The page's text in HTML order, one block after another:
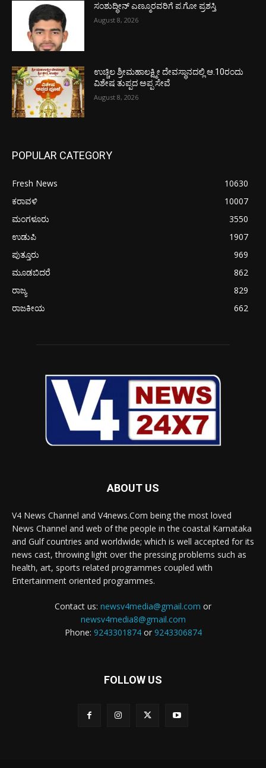
ಸಂಶುದ್ಧೀನ್ ಎಣ್ಮೂರವರಿಗೆ ಪ.ಗೋ ಪ್ರಶಸ್ತಿ
August 8, 2026
ಉಚ್ಚಿಲ ಶ್ರೀಮಹಾಲಕ್ಷ್ಮೀ ದೇವಸ್ಥಾನದಲ್ಲಿ ಆ.10ರಂದು
ವಿಶೇಷ ತುಪ್ಪದ ಅಪ್ಪ ಸೇವೆ
August 8, 2026
POPULAR CATEGORY
Fresh News
10630
ಕರಾವಳಿ
10007
ಮಂಗಳೂರು
3550
ಉಡುಪಿ
1907
ಪುತ್ತೂರು
969
ಮೂಡಬಿದರೆ
862
ರಾಜ್ಯ
829
ರಾಜಕೀಯ
662
ABOUT US
V4 News Channel and V4news.Com being the most loved
News Channel and web of the people in the coastal Karnataka
and Gulf countries and worldwide; which is well accepted for its
news cast, throwing light over the pressing problems such as
health, art, sports related programmes coupled with
Entertainment oriented programmes.
Contact us: newsv4media@gmail.com or
newsv4media8@gmail.com
Phone: 9243301874or 9243306874
FOLLOW US